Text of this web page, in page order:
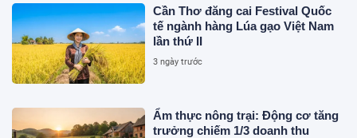
Cần Thơ đăng cai Festival Quốc
tế ngành hàng Lúa gạo Việt Nam
lần thứ II
3 ngày trước
Ẩm thực nông trại: Động cơ tăng
trưởng chiếm 1/3 doanh thu